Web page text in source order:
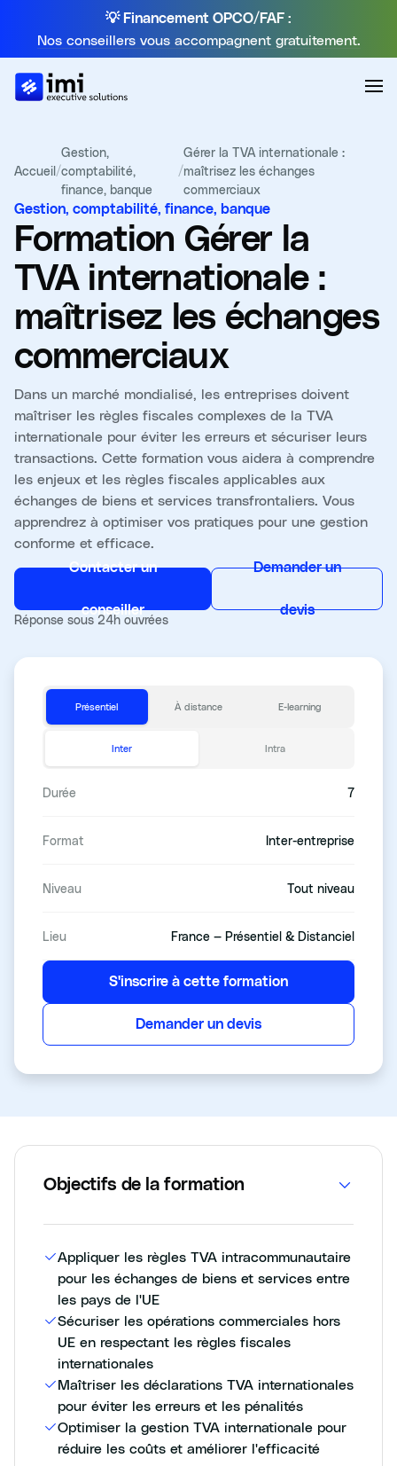
💡 Financement OPCO/FAF :
Nos conseillers vous accompagnent gratuitement.
Accueil/
Gestion,
comptabilité,
finance, banque
/
Gérer la TVA internationale :
maîtrisez les échanges
commerciaux
Gestion, comptabilité, finance, banque
Formation Gérer la
TVA internationale :
maîtrisez les échanges
commerciaux
Dans un marché mondialisé, les entreprises doivent
maîtriser les règles fiscales complexes de la TVA
internationale pour éviter les erreurs et sécuriser leurs
transactions. Cette formation vous aidera à comprendre
les enjeux et les règles fiscales applicables aux
échanges de biens et services transfrontaliers. Vous
apprendrez à optimiser vos pratiques pour une gestion
conforme et efficace.
Contacter un
conseiller
Demander un
devis
Réponse sous 24h ouvrées
Présentiel À distance E-learning
Inter Intra
Durée 7
Format Inter-entreprise
Niveau Tout niveau
Lieu France — Présentiel & Distanciel
S'inscrire à cette formation
Demander un devis
Objectifs de la formation
Appliquer les règles TVA intracommunautaire
pour les échanges de biens et services entre
les pays de l'UE
Sécuriser les opérations commerciales hors
UE en respectant les règles fiscales
internationales
Maîtriser les déclarations TVA internationales
pour éviter les erreurs et les pénalités
Optimiser la gestion TVA internationale pour
réduire les coûts et améliorer l'efficacité